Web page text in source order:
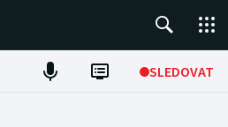
SLEDOVAT